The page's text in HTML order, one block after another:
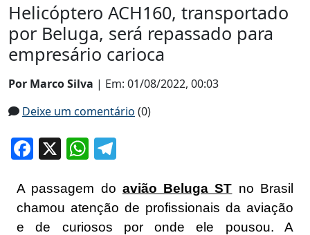
Helicóptero ACH160, transportado
por Beluga, será repassado para
empresário carioca
Por Marco Silva | Em: 01/08/2022, 00:03
Deixe um comentário (0)
Facebook
X WhatsApp
A passagem do avião Beluga ST no Brasil
chamou atenção de profissionais da aviação
e de curiosos por onde ele pousou. A